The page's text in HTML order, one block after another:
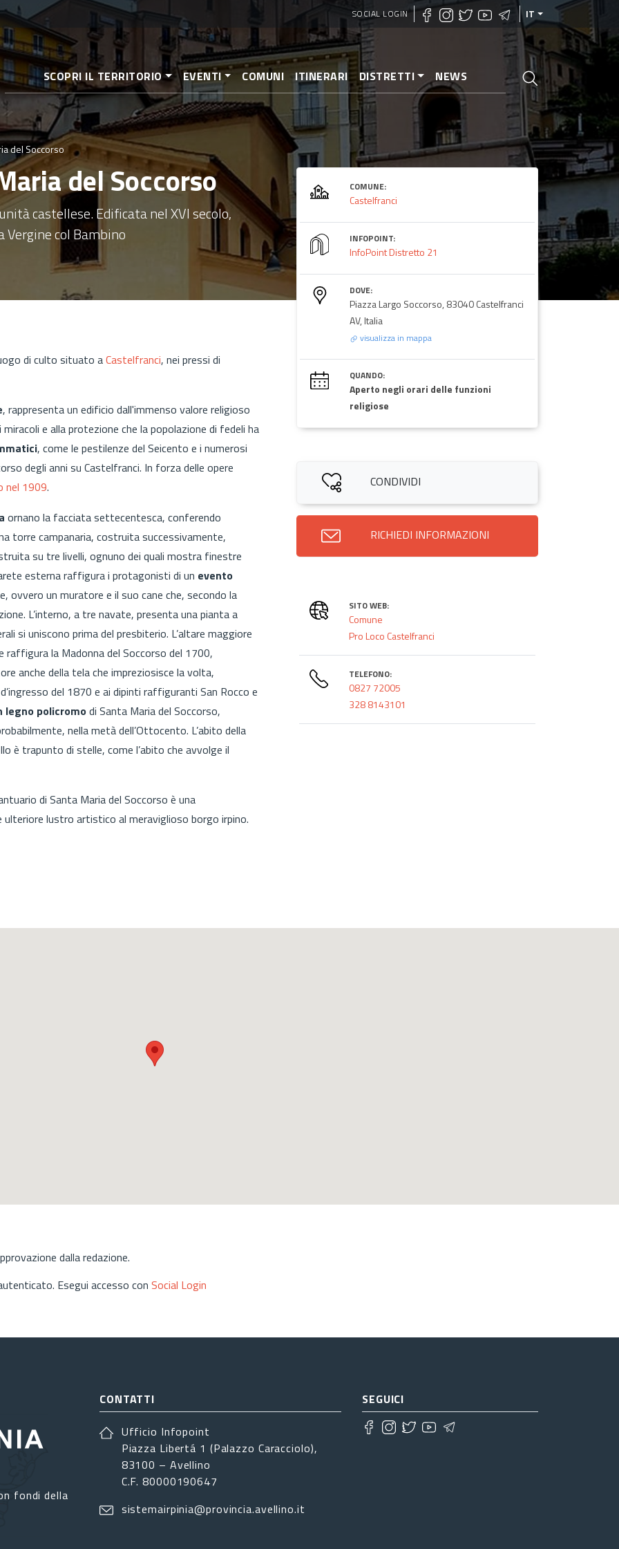
al
contenuto
principale
SOCIAL LOGIN IT
SCOPRI IL TERRITORIO EVENTI COMUNI ITINERARI DISTRETTI NEWS
del Soccorso
del Soccorso
castellese. Edificata nel XVI secolo,
col Bambino
di culto situato aCastelfranci, nei pressi di
, rappresenta un edificio dall'immenso valore religioso
e alla protezione che la popolazione di fedeli ha
, come le pestilenze del Seicento e i numerosi
degli anni su Castelfranci. In forza delle opere
nel 1909.
ornano la facciata settecentesca, conferendo
torre campanaria, costruita successivamente,
su tre livelli, ognuno dei quali mostra finestre
esterna raffigura i protagonisti di un evento
ovvero un muratore e il suo cane che, secondo la
L’interno, a tre navate, presenta una pianta a
si uniscono prima del presbiterio. L’altare maggiore
raffigura la Madonna del Soccorso del 1700,
anche della tela che impreziosisce la volta,
del 1870 e ai dipinti raffiguranti San Rocco e
legno policromodi Santa Maria del Soccorso,
nella metà dell’Ottocento. L’abito della
è trapunto di stelle, come l’abito che avvolge il
di Santa Maria del Soccorso è una
lustro artistico al meraviglioso borgo irpino.
COMUNE:
Castelfranci
INFOPOINT:
InfoPoint Distretto 21
DOVE:
Piazza Largo Soccorso, 83040 Castelfranci
AV, Italia
visualizza in mappa
QUANDO:
Aperto negli orari delle funzioni
religiose
CONDIVIDI
RICHIEDI INFORMAZIONI
SITO WEB:
Comune
Pro Loco Castelfranci
TELEFONO:
0827 72005
328 8143101
dalla redazione.
Esegui accesso con Social Login
fondi della
CONTATTI
Ufficio Infopoint
Piazza Libertá 1 (Palazzo Caracciolo),
83100 – Avellino
C.F. 80000190647
sistemairpinia@provincia.avellino.it
SEGUICI